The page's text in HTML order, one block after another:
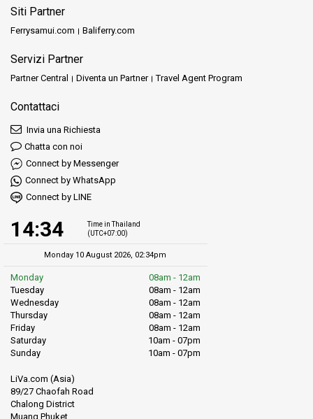
Siti Partner
Ferrysamui.com Baliferry.com
Servizi Partner
Partner Central Diventa un Partner Travel Agent Program
Contattaci
Invia una Richiesta
Chatta con noi
Connect by Messenger
Connect by WhatsApp
Connect by LINE
14:34
Time in Thailand
(UTC+07:00)
Monday 10 August 2026, 02:34pm
Monday
08am - 12am
Tuesday
08am - 12am
Wednesday
08am - 12am
Thursday
08am - 12am
Friday
08am - 12am
Saturday
10am - 07pm
Sunday
10am - 07pm
LiVa.com (Asia)
89/27 Chaofah Road
Chalong District
Muang Phuket